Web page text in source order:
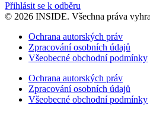
Přihlásit se k odběru
© 2026 INSIDE. Všechna práva
Ochrana autorských práv
Zpracování osobních údajů
Všeobecné obchodní podmínky
Ochrana autorských práv
Zpracování osobních údajů
Všeobecné obchodní podmínky